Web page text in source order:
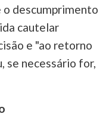
descumprimento
cautelar
e "ao retorno
se necessário for,